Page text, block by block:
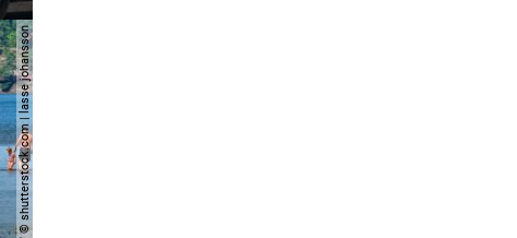
© shutterstock.com | lasse johansson